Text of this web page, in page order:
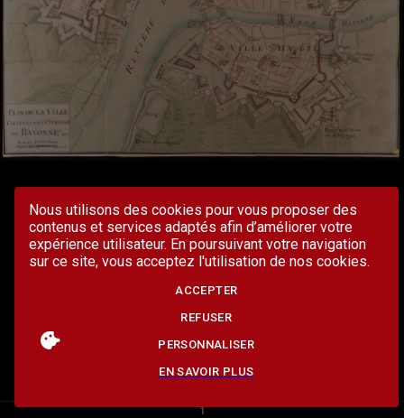
Nous utilisons des cookies pour vous proposer des
contenus et services adaptés afin d’améliorer votre
expérience utilisateur. En poursuivant votre navigation
sur ce site, vous acceptez l'utilisation de nos cookies.
ACCEPTER
REFUSER
PERSONNALISER
EN SAVOIR PLUS